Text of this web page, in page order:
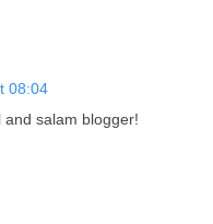
08:04
salam blogger!